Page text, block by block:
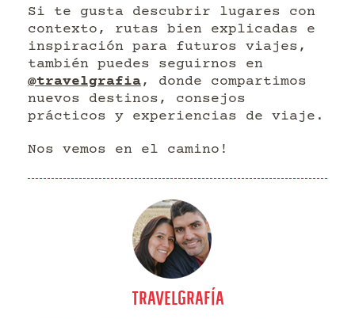
Si te gusta descubrir lugares con
contexto, rutas bien explicadas e
inspiración para futuros viajes,
también puedes seguirnos en
@travelgrafia, donde compartimos
nuevos destinos, consejos
prácticos y experiencias de viaje.
Nos vemos en el camino!
TRAVELGRAFÍA